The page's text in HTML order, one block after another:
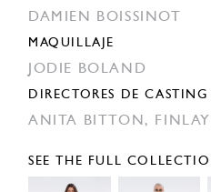
DAMIEN BOISSINOT
MAQUILLAJE
JODIE BOLAND
DIRECTORES DE CASTING
ANITA BITTON,
SEE THE FULL